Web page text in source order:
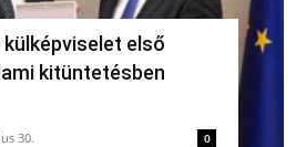
első
kitüntetésben
30. 0